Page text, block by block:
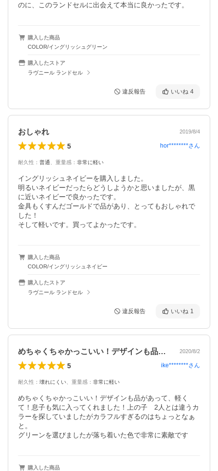
のに、このランドセルに出会えて本当に良かったです。
購入した商品
COLOR/イングリッシュグリーン
購入したストア
ラヴニール ランドセル
違反報告 いいね 4
おしゃれ 2019/8/4
5 hor********さん
耐久性 ： 普通 重量感 ： 非常に軽い
イングリッシュネイビーを購入しました。
明るいネイビーだったらどうしようかと思いましたが、黒
に近いネイビーで良かったです。
金具もくすんだゴールドで品があり、とってもおしゃれで
した！
そして軽いです。買ってよかったです。
購入した商品
COLOR/イングリッシュネイビー
購入したストア
ラヴニール ランドセル
違反報告 いいね 1
めちゃくちゃかっこいい！デザインも品が… 2020/8/2
5 ike********さん
耐久性 ： 壊れにくい 重量感 ： 非常に軽い
めちゃくちゃかっこいい！デザインも品があって、軽く
て！息子も気に入ってくれました！上の子　2人とは違うカ
ラーを探していましたがカラフルすぎるのはちょっとなぁ
と。
グリーンを選びましたが落ち着いた色で非常に素敵です
購入した商品